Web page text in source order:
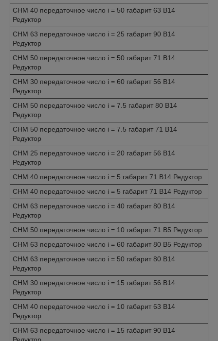
CHM 40 передаточное число i = 50 габарит 63 B14
Редуктор
CHM 63 передаточное число i = 25 габарит 90 B14
Редуктор
CHM 50 передаточное число i = 50 габарит 71 B14
Редуктор
CHM 30 передаточное число i = 60 габарит 56 B14
Редуктор
CHM 50 передаточное число i = 7.5 габарит 80 B14
Редуктор
CHM 50 передаточное число i = 7.5 габарит 71 B14
Редуктор
CHM 25 передаточное число i = 20 габарит 56 B14
Редуктор
CHM 40 передаточное число i = 5 габарит 71 B14 Редуктор
CHM 40 передаточное число i = 5 габарит 71 B14 Редуктор
CHM 63 передаточное число i = 40 габарит 80 B14
Редуктор
CHM 50 передаточное число i = 10 габарит 71 B5 Редуктор
CHM 63 передаточное число i = 60 габарит 80 B5 Редуктор
CHM 63 передаточное число i = 50 габарит 80 B14
Редуктор
CHM 30 передаточное число i = 15 габарит 56 B14
Редуктор
CHM 40 передаточное число i = 10 габарит 63 B14
Редуктор
CHM 63 передаточное число i = 15 габарит 90 B14